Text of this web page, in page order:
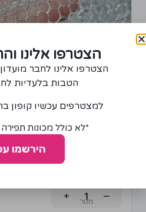
בד רשת בצבע כסף
−
+
הצטרפו אלינו
הצטרפו אלינו לחבר
הטבות בלעדיות
למצטרפים עכשיו קופון
*לא כולל מכונות
הירשמו